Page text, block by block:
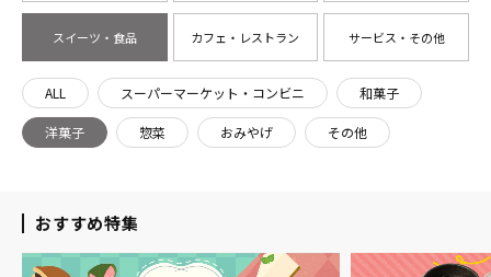
スイーツ・食品 カフェ・レストラン サービス・その他
ALL スーパーマーケット・コンビニ 和菓子
洋菓子 惣菜 おみやげ その他
おすすめ特集